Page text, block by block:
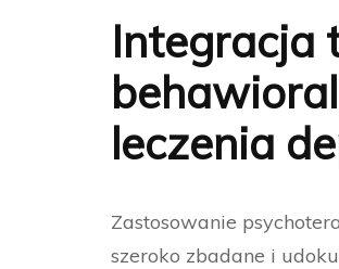
Integracja
leczenia
Zastosowanie
szeroko zbadane i